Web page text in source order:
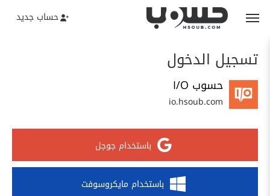
حساب جديد
تسجيل الدخول
حسوب I/O
io.hsoub.com
باستخدام جوجل
باستخدام مايكروسوفت